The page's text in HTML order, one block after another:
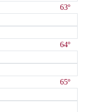
63º
64º
65º